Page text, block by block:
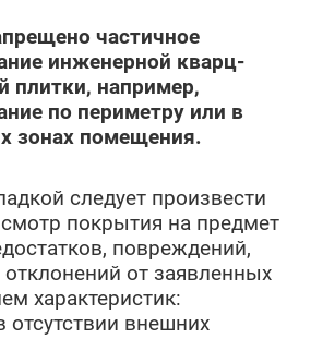
частичное
инженерной кварц-
плитки, например,
по периметру или в
зонах помещения.
следует произвести
покрытия на предмет
повреждений,
от заявленных
характеристик:
отсутствии внешних